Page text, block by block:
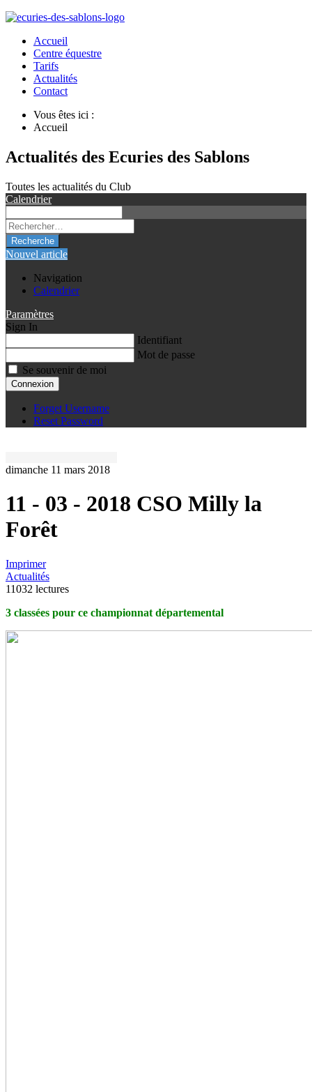
Accueil
Centre équestre
Tarifs
Actualités
Contact
Vous êtes ici :
Accueil
Actualités des Ecuries des Sablons
Toutes les actualités du Club
Calendrier
Recherche
Nouvel article
Navigation
Calendrier
Paramètres
Sign In
Identifiant
Mot de passe
Se souvenir de moi
Connexion
Forget Username
Reset Password
dimanche 11 mars 2018
11 - 03 - 2018 CSO Milly la
Forêt
Imprimer
Actualités
11032 lectures
3 classées pour ce championnat départemental